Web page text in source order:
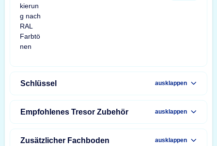
Schlüssel ausklappen
Empfohlenes Tresor Zubehör ausklappen
Zusätzlicher Fachboden ausklappen